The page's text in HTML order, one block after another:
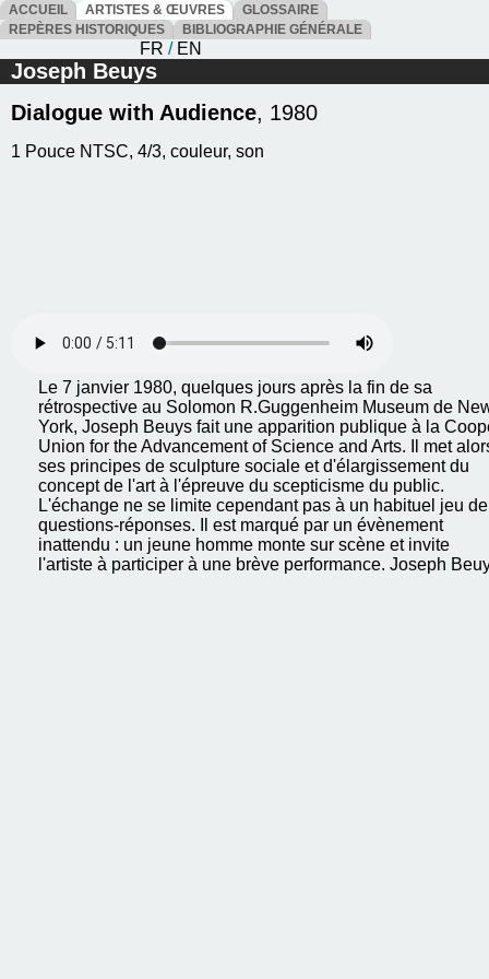
ACCUEIL ARTISTES & ŒUVRES
GLOSSAIRE
REPÈRES HISTORIQUES
BIBLIOGRAPHIE GÉNÉRALE
FR / EN
Joseph Beuys